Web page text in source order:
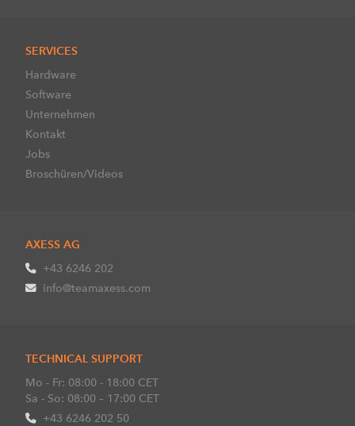
SERVICES
Hardware
Software
Unternehmen
Kontakt
Jobs
Broschüren/Videos
AXESS AG
+43 6246 202
info@teamaxess.com
TECHNICAL SUPPORT
Mo - Fr: 08:00 - 18:00 CET
Sa - So: 08:00 – 17:00 CET
+43 6246 202 50